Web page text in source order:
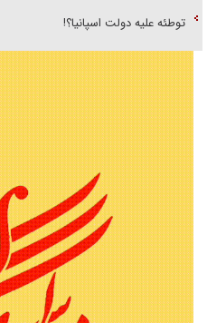
توطئه علیه دولت اسپانیا؟!